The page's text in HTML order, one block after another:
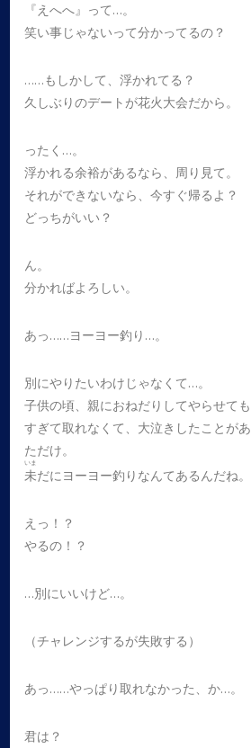
『えへへ』って…。
笑い事じゃないって分かってるの？
……もしかして、浮かれてる？
久しぶりのデートが花火大会だから。
ったく…。
浮かれる余裕があるなら、周り見て。
それができないなら、今すぐ帰るよ？
どっちがいい？
ん。
分かればよろしい。
あっ……ヨーヨー釣り…。
別にやりたいわけじゃなくて…。
子供の頃、親におねだりしてやらせて
すぎて取れなくて、大泣きしたことが
ただけ。
未
いま
だにヨーヨー釣りなんてあるんだね。
えっ！？
やるの！？
…別にいいけど…。
（チャレンジするが失敗する）
あっ……やっぱり取れなかった、か…。
君は？